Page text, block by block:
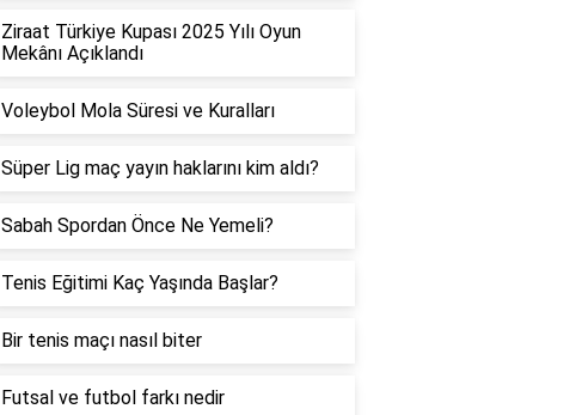
Ziraat Türkiye Kupası 2025 Yılı Oyun
Mekânı Açıklandı
Voleybol Mola Süresi ve Kuralları
Süper Lig maç yayın haklarını kim aldı?
Sabah Spordan Önce Ne Yemeli?
Tenis Eğitimi Kaç Yaşında Başlar?
Bir tenis maçı nasıl biter
Futsal ve futbol farkı nedir